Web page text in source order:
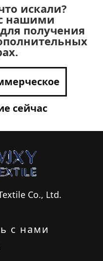
искали?
нашими
получения
сейчас
Co., Ltd.
с нами